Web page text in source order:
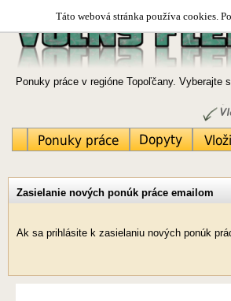
Táto webová stránka používa cookies.
Ponuky práce v regióne Topoľčany.
Zasielanie nových ponúk práce emailom
Ak sa prihlásite k zasielaniu nových ponúk